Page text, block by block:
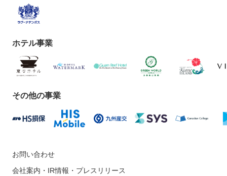
ホテル事業
その他の事業
お問い合わせ
会社案内・IR情報・プレスリリース